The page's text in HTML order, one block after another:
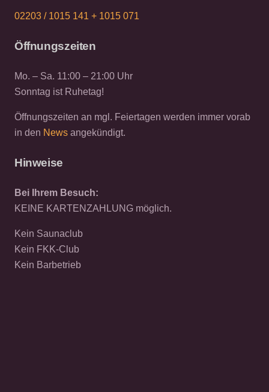
02203 / 1015 141 + 1015 071
Öffnungszeiten
Mo. – Sa. 11:00 – 21:00 Uhr
Sonntag ist Ruhetag!
Öffnungszeiten an mgl. Feiertagen werden immer vorab
in den News angekündigt.
Hinweise
Bei Ihrem Besuch:
KEINE KARTENZAHLUNG möglich.
Kein Saunaclub
Kein FKK-Club
Kein Barbetrieb